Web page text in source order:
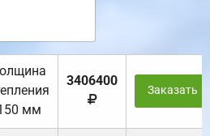
мм
3406400
Заказать